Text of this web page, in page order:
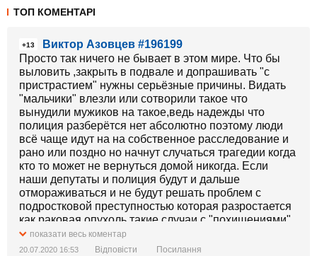
ТОП КОМЕНТАРІ
+13
Виктор Азовцев #196199
Просто так ничего не бывает в этом мире. Что бы
выловить ,закрыть в подвале и допрашивать "с
пристрастием" нужны серьёзные причины. Видать
"мальчики" влезли или сотворили такое что
вынудили мужиков на такое,ведь надежды что
полиция разберётся нет абсолютно поэтому люди
всё чаще идут на на собственное расследование и
рано или поздно но начнут случаться трагедии когда
кто то может не вернуться домой никогда. Если
наши депутаты и полиция будут и дальше
отмораживаться и не будут решать проблем с
подростковой преступностью которая разростается
как раковая опухоль такие случаи с "похищениями"
будут происходить всё чаще и чаще,и дай Бог что бы
всегда это заканчивалось так как на этот раз а не в
показати весь коментар
20.07.2020 16:53 Відповісти Посилання